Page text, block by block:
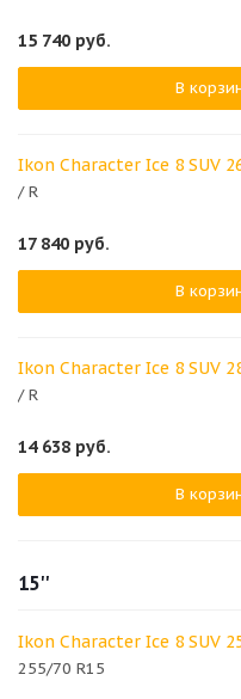
15 740 руб.
В
Ikon Character Ice 8 SUV
/ R
17 840 руб.
В
Ikon Character Ice 8 SUV
/ R
14 638 руб.
В
15''
Ikon Character Ice 8 SUV
255/70 R15